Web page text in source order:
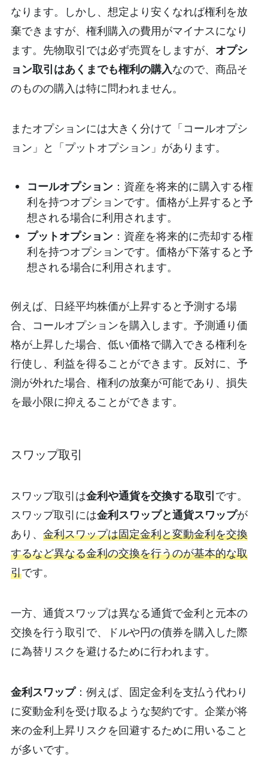
なります。しかし、想定より安くなれば権利を放
棄できますが、権利購入の費用がマイナスになり
ます。先物取引では必ず売買をしますが、 オプシ
ョン取引はあくまでも権利の購入なので、商品そ
のものの購入は特に問われません。
またオプションには大きく分けて「コールオプシ
ョン」と「プットオプション」があります。
コールオプション：資産を将来的に購入する権
利を持つオプションです。価格が上昇すると予
想される場合に利用されます。
プットオプション：資産を将来的に売却する権
利を持つオプションです。価格が下落すると予
想される場合に利用されます。
例えば、日経平均株価が上昇すると予測する場
合、コールオプションを購入します。予測通り価
格が上昇した場合、低い価格で購入できる権利を
行使し、利益を得ることができます。反対に、予
測が外れた場合、権利の放棄が可能であり、損失
を最小限に抑えることができます。
スワップ取引
スワップ取引は金利や通貨を交換する取引です。
スワップ取引には金利スワップと通貨スワップが
あり、 金利スワップは固定金利と変動金利を交換
するなど異なる金利の交換を行うのが基本的な取
引です。
一方、通貨スワップは異なる通貨で金利と元本の
交換を行う取引で、ドルや円の債券を購入した際
に為替リスクを避けるために行われます。
金利スワップ：例えば、固定金利を支払う代わり
に変動金利を受け取るような契約です。企業が将
来の金利上昇リスクを回避するために用いること
が多いです。